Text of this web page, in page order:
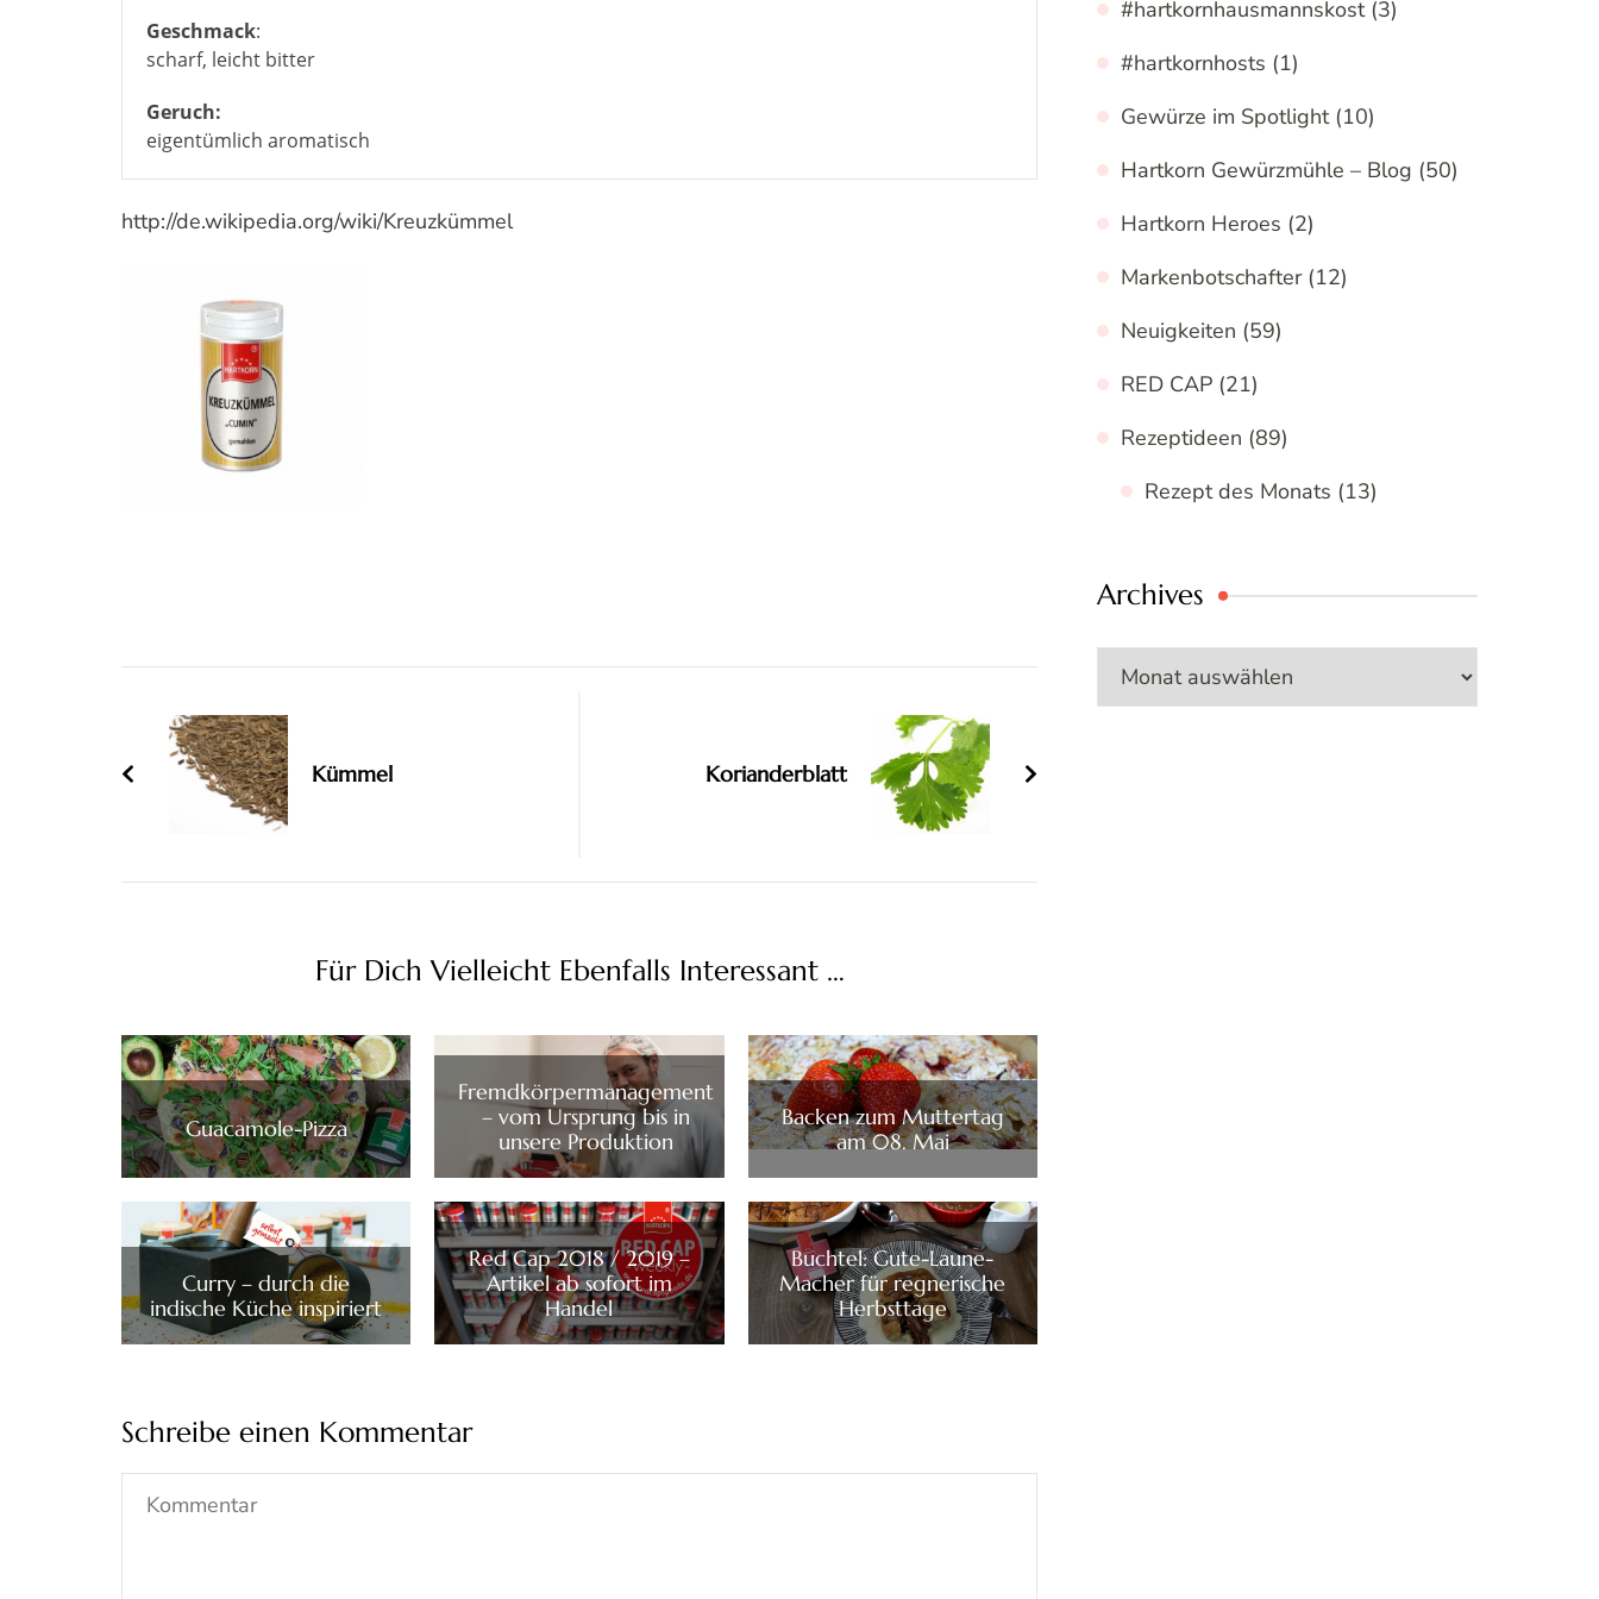
Geschmack:
scharf, leicht bitter
Geruch:
eigentümlich aromatisch
http://de.wikipedia.org/wiki/Kreuzkümmel
Kümmel Korianderblatt
Für Dich Vielleicht Ebenfalls Interessant …
Guacamole-Pizza
Fremdkörpermanagement
– vom Ursprung bis in
unsere Produktion
Backen zum Muttertag
am 08. Mai
Curry – durch die
indische Küche inspiriert
Red Cap 2018 / 2019 –
Artikel ab sofort im
Handel
Buchtel: Gute-Laune-
Macher für regnerische
Herbsttage
Schreibe einen Kommentar
#hartkornhausmannskost(3)
#hartkornhosts (1)
Gewürze im Spotlight(10)
Hartkorn Gewürzmühle – Blog (50)
Hartkorn Heroes (2)
Markenbotschafter(12)
Neuigkeiten (59)
RED CAP (21)
Rezeptideen (89)
Rezept des Monats (13)
Archives
Archives